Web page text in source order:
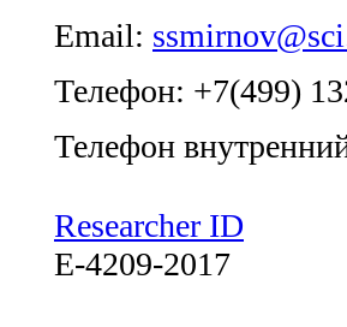
Email:
Телефон: +7(499)
Телефон
Researcher ID
E-4209-2017